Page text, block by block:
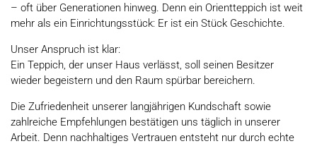
– oft über Generationen hinweg. Denn ein Orientteppich ist weit
mehr als ein Einrichtungsstück: Er ist ein Stück Geschichte.
Unser Anspruch ist klar:
Ein Teppich, der unser Haus verlässt, soll seinen Besitzer
wieder begeistern und den Raum spürbar bereichern.
Die Zufriedenheit unserer langjährigen Kundschaft sowie
zahlreiche Empfehlungen bestätigen uns täglich in unserer
Arbeit. Denn nachhaltiges Vertrauen entsteht nur durch echte